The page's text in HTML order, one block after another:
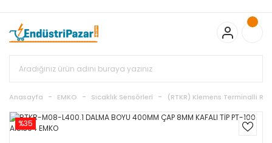
Bayonet J Tip Termokupul Ürünlerinde 50 Adet Alımlarda
Sepette Ekstra %5 İskonto...
50.000,00TL ve Üzeri EMKO Ürünleri
Alışverişlerinizde Sepette %5 EK İNDİRİM...
%15 İskonto... 50.000,00TL ve Üzeri GEMO Ürünleri
Alışverişlerinizde Sepette %3 EK İNDİRİM...
Standart Bayonet J Tip Termokupul Ürünlerinde 100 Adet
Anasayfa EMKO Sıcaklık Sensörleri (RTKR) Klemens Terminalli
%35